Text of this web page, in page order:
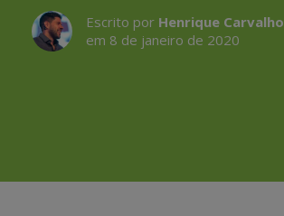
Escrito por Henrique Carvalho
em 8 de janeiro de 2020